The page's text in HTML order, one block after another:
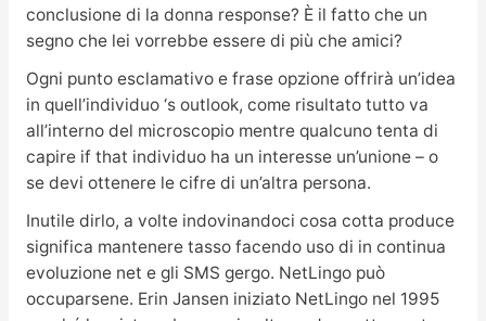
conclusione di la donna response? È il fatto che un
segno che lei vorrebbe essere di più che amici?
Ogni punto esclamativo e frase opzione offrirà un’idea
in quell’individuo ‘s outlook, come risultato tutto va
all’interno del microscopio mentre qualcuno tenta di
capire if that individuo ha un interesse un’unione – o
se devi ottenere le cifre di un’altra persona.
Inutile dirlo, a volte indovinandoci cosa cotta produce
significa mantenere tasso facendo uso di in continua
evoluzione net e gli SMS gergo. NetLingo può
occuparsene. Erin Jansen iniziato NetLingo nel 1995